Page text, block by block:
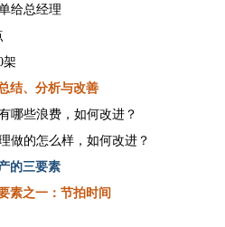
给总经理
架
结、分析与改善
哪些浪费，如何改进？
做的怎么样，如何改进？
的三要素
素之一：节拍时间